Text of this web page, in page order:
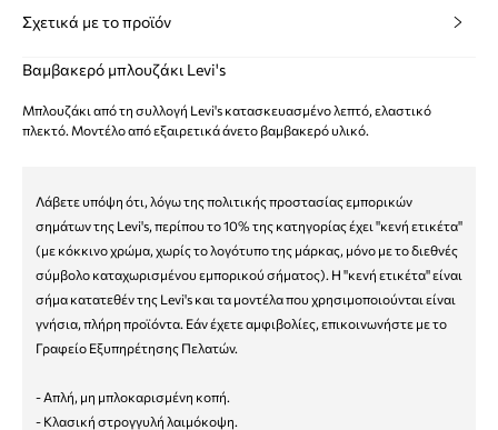
Σχετικά με το προϊόν
Βαμβακερό μπλουζάκι Levi's
Μπλουζάκι από τη συλλογή Levi's κατασκευασμένο λεπτό, ελαστικό
πλεκτό. Μοντέλο από εξαιρετικά άνετο βαμβακερό υλικό.
Λάβετε υπόψη ότι, λόγω της πολιτικής προστασίας εμπορικών
σημάτων της Levi's, περίπου το 10% της κατηγορίας έχει "κενή ετικέτα"
(με κόκκινο χρώμα, χωρίς το λογότυπο της μάρκας, μόνο με το διεθνές
σύμβολο καταχωρισμένου εμπορικού σήματος). Η "κενή ετικέτα" είναι
σήμα κατατεθέν της Levi's και τα μοντέλα που χρησιμοποιούνται είναι
γνήσια, πλήρη προϊόντα. Εάν έχετε αμφιβολίες, επικοινωνήστε με το
Γραφείο Εξυπηρέτησης Πελατών.
- Απλή, μη μπλοκαρισμένη κοπή.
- Κλασική στρογγυλή λαιμόκοψη.